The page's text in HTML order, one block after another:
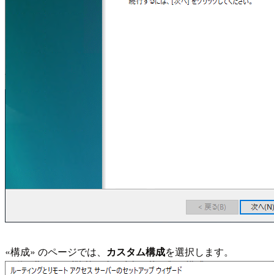
«構成» のページでは、 カスタム構成を選択します。